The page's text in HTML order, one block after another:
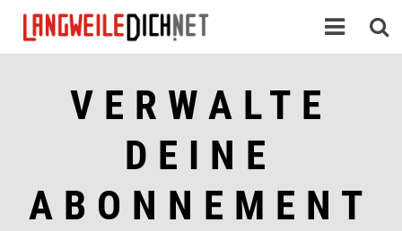
VERWALTE
DEINE
ABONNEMENT